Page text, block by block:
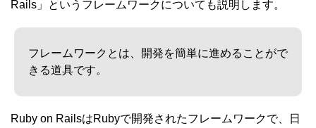
Rails」というフレームワークについても説明します。
フレームワークとは、開発を簡単に進めることがで
きる道具です。
Ruby on RailsはRubyで開発されたフレームワークで、日